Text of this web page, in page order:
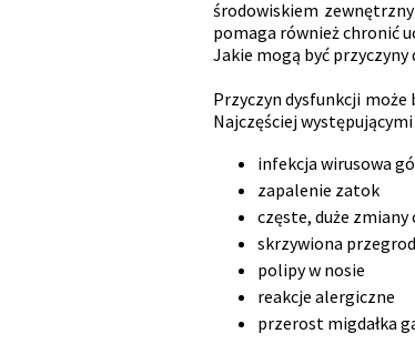
środowiskiem
pomaga również chronić
Jakie mogą być przyczyny
Przyczyn dysfunkcji
Najczęściej
infekcja wirusowa
zapalenie zatok
częste, duże
skrzywiona
polipy w nosie
reakcje alergiczne
przerost migdałka